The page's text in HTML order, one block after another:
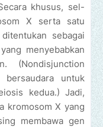
khusus, sel-
X serta satu
sebagai
menyebabkan
(Nondisjunction
untuk
kedua.) Jadi,
kromosom X yang
membawa gen